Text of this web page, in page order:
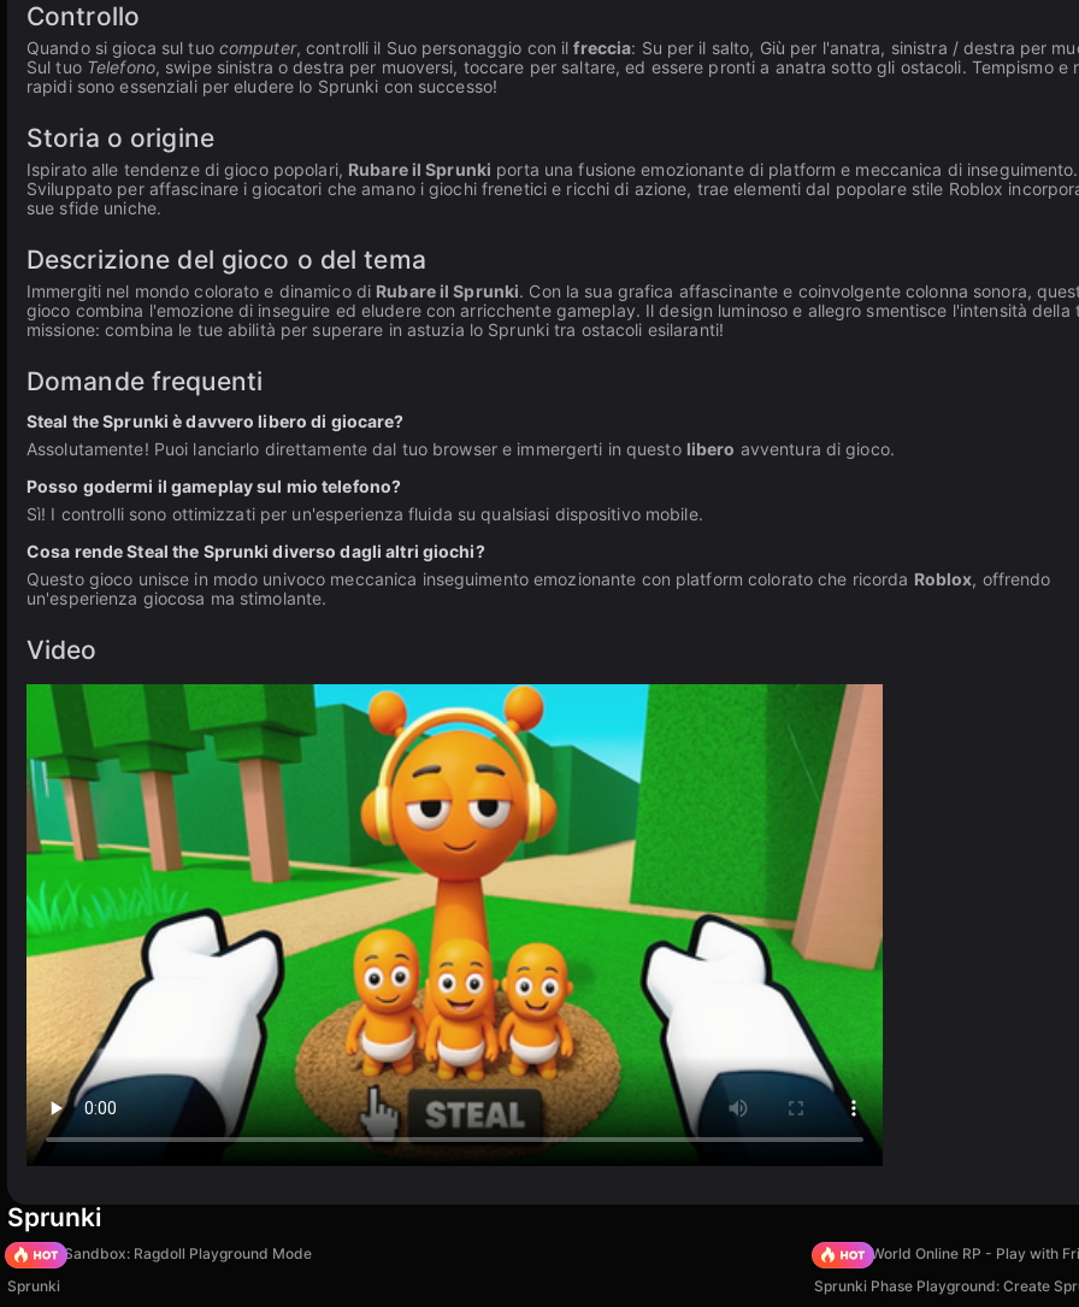
Controllo
Quando si gioca sul tuo computer, controlli il Suo personaggio con ilfreccia: Su per il salto, Giù per l'anatra, sinistra / destra per
Sul tuo Telefono, swipe sinistra o destra per muoversi, toccare per saltare, ed essere pronti a anatra sotto gli ostacoli. Tempismo e
rapidi sono essenziali per eludere lo Sprunki con successo!
Storia o origine
Ispirato alle tendenze di gioco popolari, Rubare il Sprunki porta una fusione emozionante di platform e meccanica di inseguimento.
Sviluppato per affascinare i giocatori che amano i giochi frenetici e ricchi di azione, trae elementi dal popolare stile Roblox
sue sfide uniche.
Descrizione del gioco o del tema
Immergiti nel mondo colorato e dinamico di Rubare il Sprunki. Con la sua grafica affascinante e coinvolgente colonna sonora,
gioco combina l'emozione di inseguire ed eludere con arricchente gameplay. Il design luminoso e allegro smentisce l'intensità della
missione: combina le tue abilità per superare in astuzia lo Sprunki tra ostacoli esilaranti!
Domande frequenti
Steal the Sprunki è davvero libero di giocare?
Assolutamente! Puoi lanciarlo direttamente dal tuo browser e immergerti in questo libero avventura di gioco.
Posso godermi il gameplay sul mio telefono?
Sì! I controlli sono ottimizzati per un'esperienza fluida su qualsiasi dispositivo mobile.
Cosa rende Steal the Sprunki diverso dagli altri giochi?
Questo gioco unisce in modo univoco meccanica inseguimento emozionante con platform colorato che ricorda Roblox, offrendo
un'esperienza giocosa ma stimolante.
Video
Sprunki
Sprunki Sandbox: Ragdoll Playground Mode
Sprunki World Online RP - Play with
Sprunki
Sprunki Phase Playground: Create